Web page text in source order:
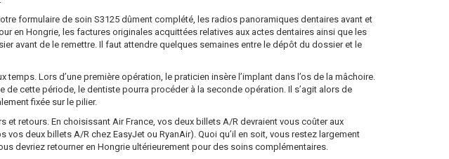
formulaire de soin S3125 dûment complété, les radios panoramiques dentaires avant et
en Hongrie, les factures originales acquittées relatives aux actes dentaires ainsi que les
avant de le remettre. Il faut attendre quelques semaines entre le dépôt du dossier et le
temps. Lors d’une première opération, le praticien insère l’implant dans l’os de la mâchoire.
de cette période, le dentiste pourra procéder à la seconde opération. Il s’agit alors de
fixée sur le pilier.
et retours. En choisissant Air France, vos deux billets A/R devraient vous coûter aux
deux billets A/R chez EasyJet ou RyanAir). Quoi qu’il en soit, vous restez largement
devriez retourner en Hongrie ultérieurement pour des soins complémentaires.